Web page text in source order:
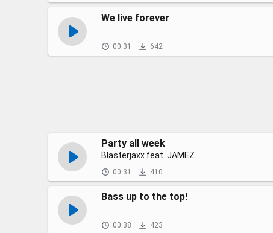
We live forever
00:31 642
Party all week
Blasterjaxx feat. JAMEZ
00:31 410
Bass up to the top!
00:38 423